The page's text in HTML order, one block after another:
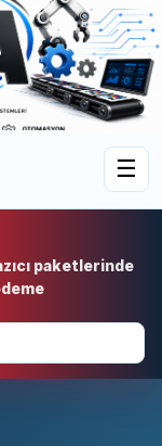
☰
paketlerinde